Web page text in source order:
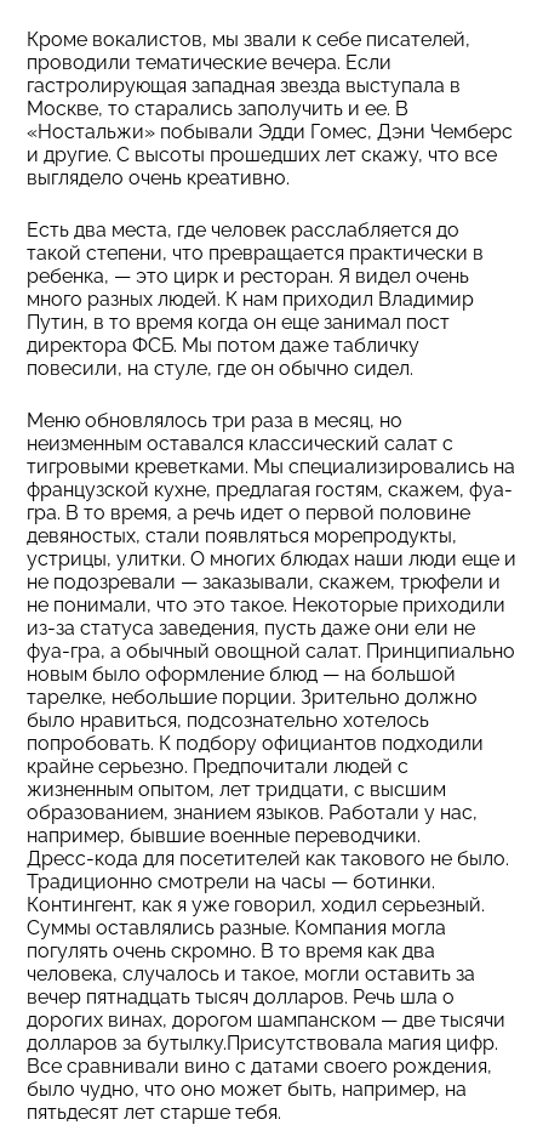
Кроме вокалистов, мы звали к себе писателей,
проводили тематические вечера. Если
гастролирующая западная звезда выступала в
Москве, то старались заполучить и ее. В
«Ностальжи» побывали Эдди Гомес, Дэни Чемберс
и другие. С высоты прошедших лет скажу, что все
выглядело очень креативно.
Есть два места, где человек расслабляется до
такой степени, что превращается практически в
ребенка, — это цирк и ресторан. Я видел очень
много разных людей. К нам приходил Владимир
Путин, в то время когда он еще занимал пост
директора ФСБ. Мы потом даже табличку
повесили, на стуле, где он обычно сидел.
Меню обновлялось три раза в месяц, но
неизменным оставался классический салат с
тигровыми креветками. Мы специализировались на
французской кухне, предлагая гостям, скажем, фуа-
гра. В то время, а речь идет о первой половине
девяностых, стали появляться морепродукты,
устрицы, улитки. О многих блюдах наши люди еще и
не подозревали — заказывали, скажем, трюфели и
не понимали, что это такое. Некоторые приходили
из-за статуса заведения, пусть даже они ели не
фуа-гра, а обычный овощной салат. Принципиально
новым было оформление блюд — на большой
тарелке, небольшие порции. Зрительно должно
было нравиться, подсознательно хотелось
попробовать. К подбору официантов подходили
крайне серьезно. Предпочитали людей с
жизненным опытом, лет тридцати, с высшим
образованием, знанием языков. Работали у нас,
например, бывшие военные переводчики.
Дресс-кода для посетителей как такового не было.
Традиционно смотрели на часы — ботинки.
Контингент, как я уже говорил, ходил серьезный.
Суммы оставлялись разные. Компания могла
погулять очень скромно. В то время как два
человека, случалось и такое, могли оставить за
вечер пятнадцать тысяч долларов. Речь шла о
дорогих винах, дорогом шампанском — две тысячи
долларов за бутылку.Присутствовала магия цифр.
Все сравнивали вино с датами своего рождения,
было чудно, что оно может быть, например, на
пятьдесят лет старше тебя.